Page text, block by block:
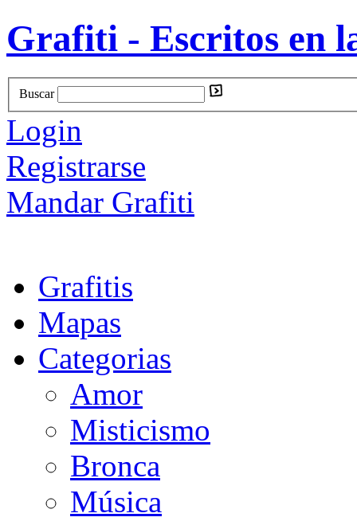
Grafiti - Escritos en
Buscar
Login
Registrarse
Mandar Grafiti
Grafitis
Mapas
Categorias
Amor
Misticismo
Bronca
Música